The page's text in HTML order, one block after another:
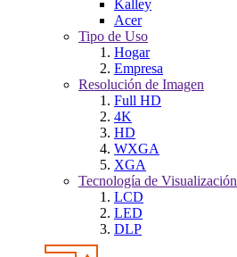
Kalley
Acer
Tipo de Uso
Hogar
Empresa
Resolución de Imagen
Full HD
4K
HD
WXGA
XGA
Tecnología de Visualización
LCD
LED
DLP